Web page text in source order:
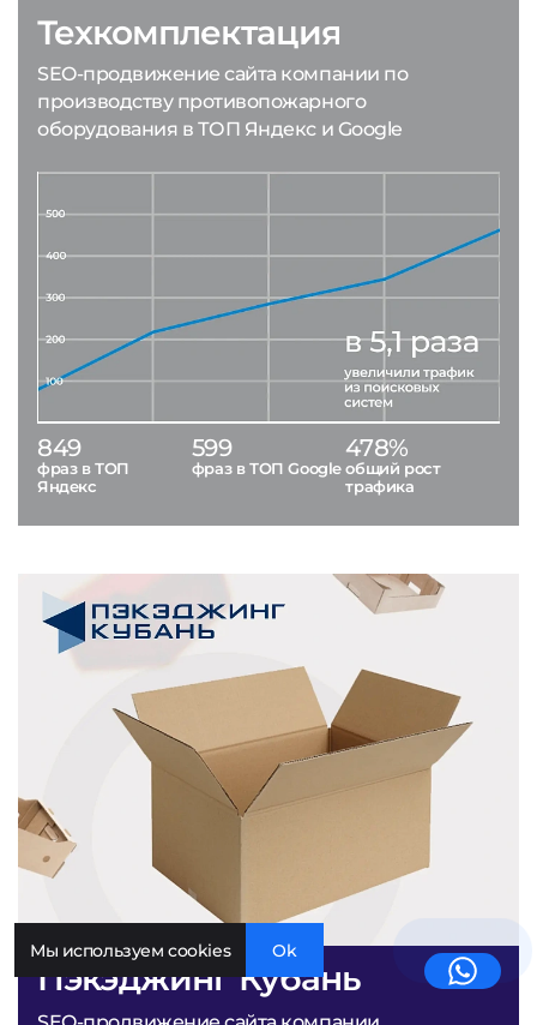
Пэкэджинг Кубань
Техкомплектация
SEO-продвижение сайта компании по
производству противопожарного
оборудования в ТОП Яндекс и Google
849
фраз в ТОП
Яндекс
599
фраз в ТОП Google
478%
общий рост
трафика
Мы используем cookies Ok